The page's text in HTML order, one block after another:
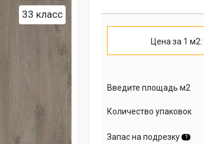
33 класс
Цена за 1 м2:
Введите площадь м2
Количество упаковок
Запас на подрезку ?